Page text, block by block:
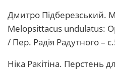
Дмитро Підберезський.
Melopsittacus undulatus:
/ Пер. Радія Радутного –
Ніка Ракітіна. Перстень